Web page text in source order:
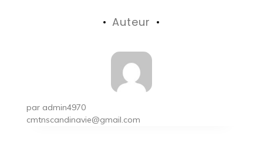
Auteur
par admin4970
cmtnscandinavie@gmail.com